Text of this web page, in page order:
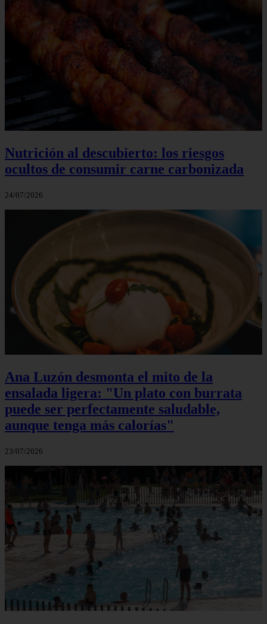
Nutrición al descubierto: los riesgos
ocultos de consumir carne carbonizada
24/07/2026
Ana Luzón desmonta el mito de la
ensalada ligera: "Un plato con burrata
puede ser perfectamente saludable,
aunque tenga más calorías"
23/07/2026